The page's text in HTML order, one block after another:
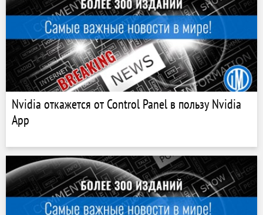
Nvidia откажется от Control Panel в пользу Nvidia
App